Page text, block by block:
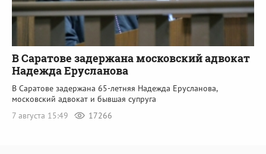
В Саратове задержана московский адвокат
Надежда Ерусланова
В Саратове задержана 65-летняя Надежда Ерусланова,
московский адвокат и бывшая супруга
7 августа 15:49
17266